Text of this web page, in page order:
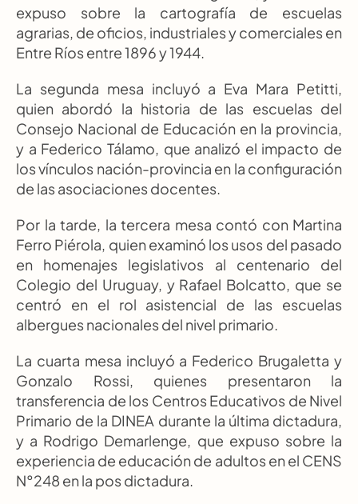
expuso sobre la cartografía de escuelas
agrarias, de oficios, industriales y comerciales en
Entre Ríos entre 1896 y 1944.
La segunda mesa incluyó a Eva Mara Petitti,
quien abordó la historia de las escuelas del
Consejo Nacional de Educación en la provincia,
y a Federico Tálamo, que analizó el impacto de
los vínculos nación-provincia en la configuración
de las asociaciones docentes.
Por la tarde, la tercera mesa contó con Martina
Ferro Piérola, quien examinó los usos del pasado
en homenajes legislativos al centenario del
Colegio del Uruguay, y Rafael Bolcatto, que se
centró en el rol asistencial de las escuelas
albergues nacionales del nivel primario.
La cuarta mesa incluyó a Federico Brugaletta y
Gonzalo Rossi, quienes presentaron la
transferencia de los Centros Educativos de Nivel
Primario de la DINEA durante la última dictadura,
y a Rodrigo Demarlenge, que expuso sobre la
experiencia de educación de adultos en el CENS
N°248 en la pos dictadura.